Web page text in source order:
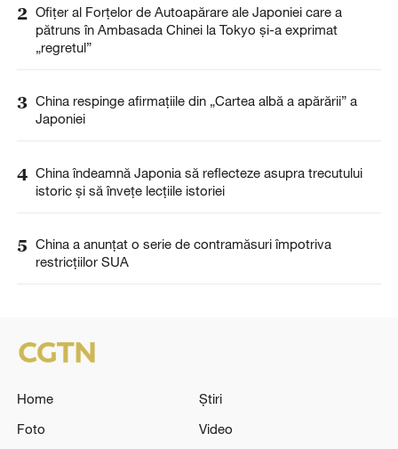
2 Ofițer al Forțelor de Autoapărare ale Japoniei care a
pătruns în Ambasada Chinei la Tokyo și-a exprimat
„regretul”
3 China respinge afirmațiile din „Cartea albă a apărării” a
Japoniei
4 China îndeamnă Japonia să reflecteze asupra trecutului
istoric și să învețe lecțiile istoriei
5 China a anunţat o serie de contramăsuri împotriva
restricţiilor SUA
Home
Știri
Foto
Video